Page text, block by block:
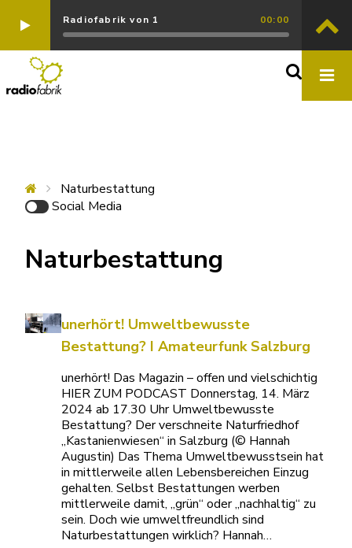
Radiofabrik von 1 00:00
Naturbestattung
Social Media
Naturbestattung
unerhört! Umweltbewusste
Bestattung? I Amateurfunk Salzburg
unerhört! Das Magazin – offen und vielschichtig
HIER ZUM PODCAST Donnerstag, 14. März
2024 ab 17.30 Uhr Umweltbewusste
Bestattung? Der verschneite Naturfriedhof
„Kastanienwiesen“ in Salzburg (© Hannah
Augustin) Das Thema Umweltbewusstsein hat
in mittlerweile allen Lebensbereichen Einzug
gehalten. Selbst Bestattungen werben
mittlerweile damit, „grün“ oder „nachhaltig“ zu
sein. Doch wie umweltfreundlich sind
Naturbestattungen wirklich? Hannah…